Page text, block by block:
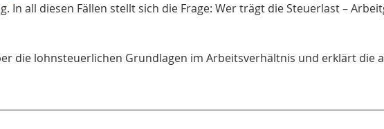
In all diesen Fällen stellt sich die Frage: Wer trägt die Steuerlast –
die lohnsteuerlichen Grundlagen im Arbeitsverhältnis und erklärt die